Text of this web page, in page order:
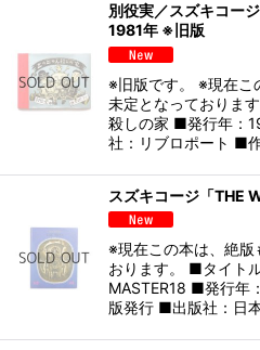
別役実／スズキコー
1981年 ※旧版
※旧版です。 ※現在こ
未定となっておりま
殺しの家 ■発行年：
社：リブロポート ■
スズキコージ「THE
※現在この本は、絶版
おります。 ■タイト
MASTER18 ■発行
版発行 ■出版社：日